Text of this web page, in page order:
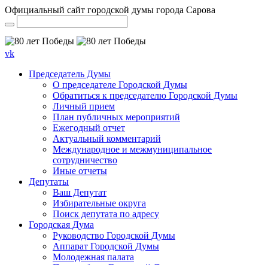
Официальный сайт городской думы города Сарова
vk
Председатель Думы
О председателе Городской Думы
Обратиться к председателю Городской Думы
Личный прием
План публичных мероприятий
Ежегодный отчет
Актуальный комментарий
Международное и межмуниципальное
сотрудничество
Иные отчеты
Депутаты
Ваш Депутат
Избирательные округа
Поиск депутата по адресу
Городская Дума
Руководство Городской Думы
Аппарат Городской Думы
Молодежная палата